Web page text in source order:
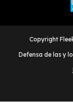
Copyright
Defensa de las y